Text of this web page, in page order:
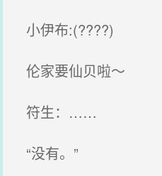
小伊布:(????)
伦家要仙贝啦～
符生：……
“没有。”